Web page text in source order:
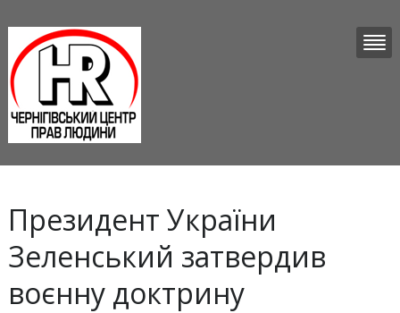
Президент України
Зеленський затвердив
воєнну доктрину